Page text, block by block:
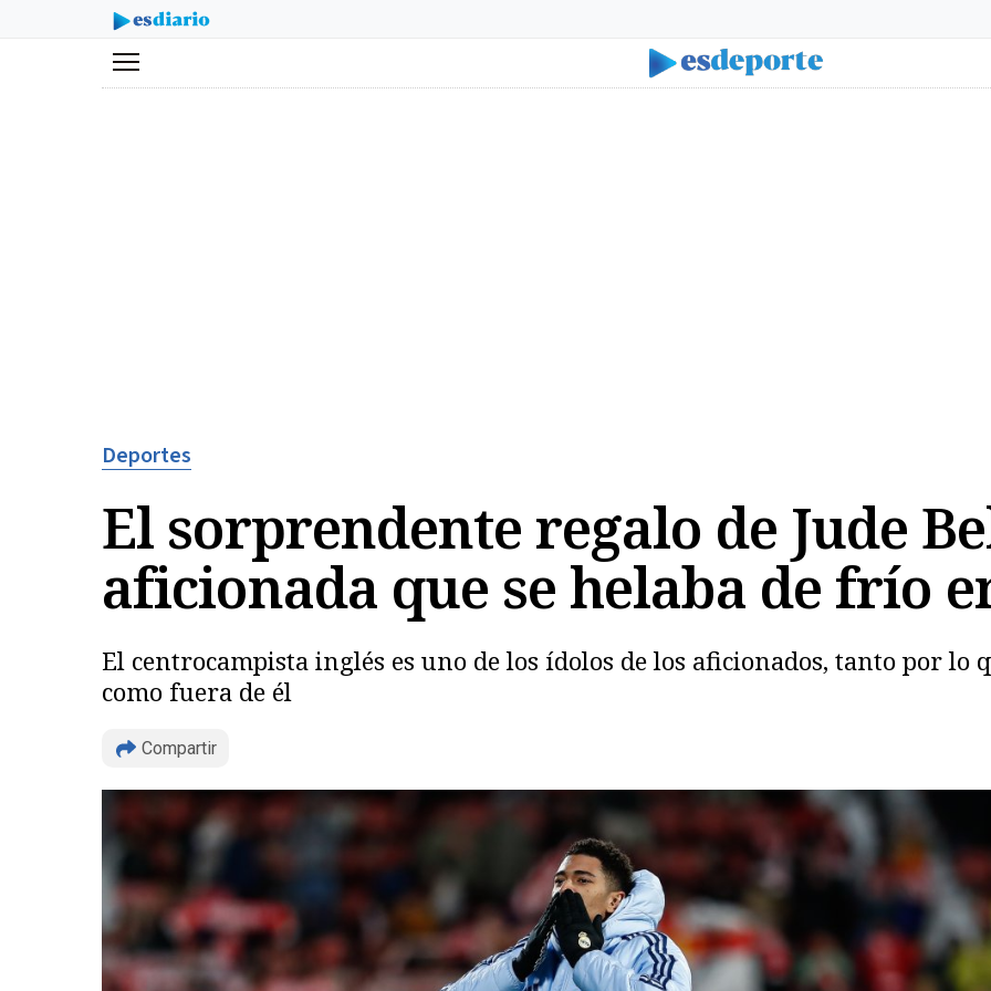
Menú
Deportes
El sorprendente regalo de Jude
aficionada que se helaba de frío
El centrocampista inglés es uno de los ídolos de los aficionados, tanto por lo
como fuera de él
Compartir